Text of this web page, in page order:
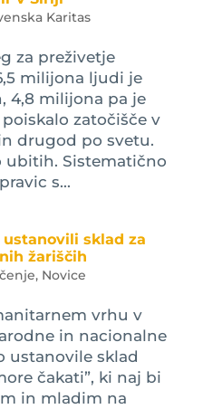
Karitas
za preživetje
milijona ljudi je
4,8 milijona pa je
zatočišče v
drugod po svetu.
ubitih. Sistematično
s...
sklad za
žariščih
, Novice
vrhu v
in nacionalne
ustanovile sklad
čakati”, ki naj bi
in mladim na